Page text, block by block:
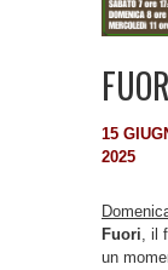
15
2025
Fuori, il
un